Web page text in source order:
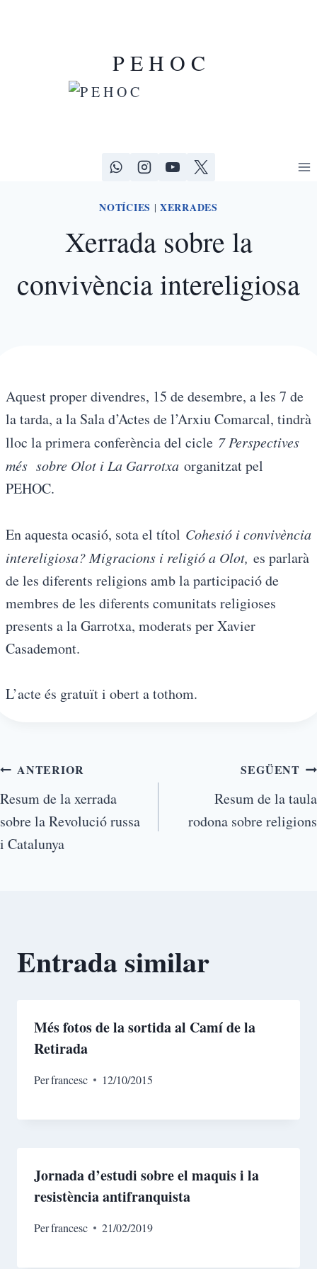
P E H O C
NOTÍCIES |XERRADES
Xerrada sobre la
convivència intereligiosa
Aquest proper divendres, 15 de desembre, a les 7 de
la tarda, a la Sala d’Actes de l’Arxiu Comarcal, tindrà
lloc la primera conferència del cicle 7 Perspectives
més sobre Olot i La Garrotxa organitzat pel
PEHOC.
En aquesta ocasió, sota el títol Cohesió i convivència
intereligiosa? Migracions i religió a Olot, es parlarà
de les diferents religions amb la participació de
membres de les diferents comunitats religioses
presents a la Garrotxa, moderats per Xavier
Casademont.
L’acte és gratuït i obert a tothom.
ANTERIOR
Resum de la xerrada
sobre la Revolució russa
i Catalunya
SEGÜENT
Resum de la taula
rodona sobre religions
Entrada similar
Més fotos de la sortida al Camí de la
Retirada
Perfrancesc 12/10/2015
Jornada d’estudi sobre el maquis i la
resistència antifranquista
Perfrancesc 21/02/2019